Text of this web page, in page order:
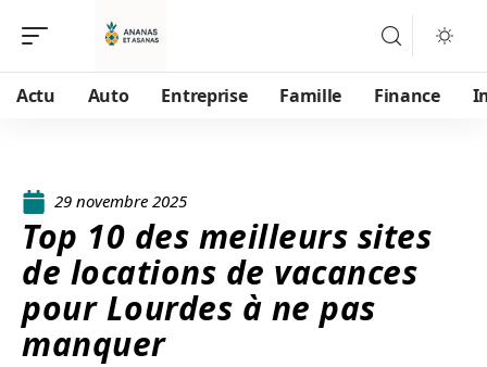
Actu Auto Entreprise Famille Finance
29 novembre 2025
Top 10 des meilleurs sites
de locations de vacances
pour Lourdes à ne pas
manquer